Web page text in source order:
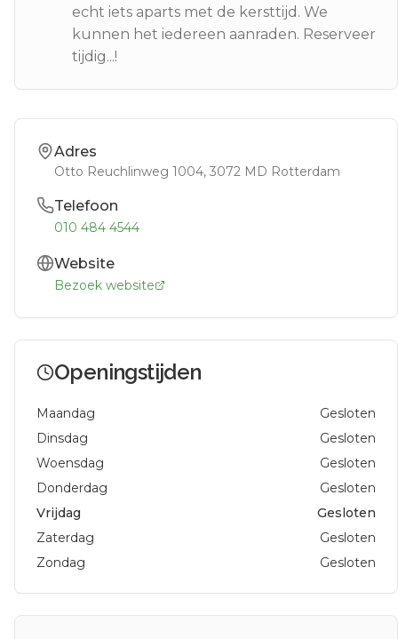
echt iets aparts met de kersttijd. We
kunnen het iedereen aanraden. Reserveer
tijdig...!
Adres
Otto Reuchlinweg 1004, 3072 MD Rotterdam
Telefoon
010 484 4544
Website
Bezoek website
Openingstijden
Maandag
Gesloten
Dinsdag
Gesloten
Woensdag
Gesloten
Donderdag
Gesloten
Vrijdag
Gesloten
Zaterdag
Gesloten
Zondag
Gesloten